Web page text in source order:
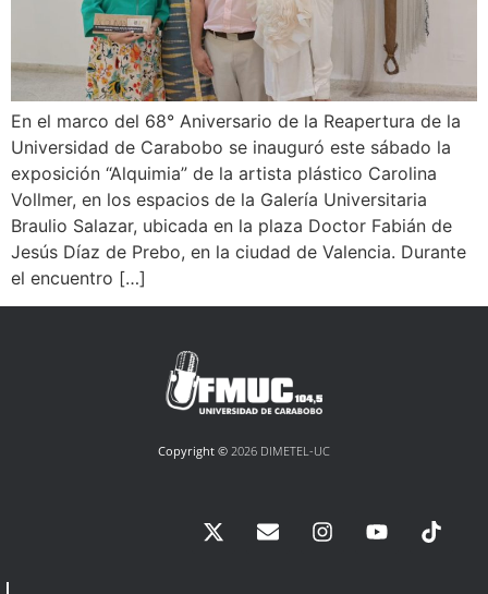
En el marco del 68° Aniversario de la Reapertura de la
Universidad de Carabobo se inauguró este sábado la
exposición “Alquimia” de la artista plástico Carolina
Vollmer, en los espacios de la Galería Universitaria
Braulio Salazar, ubicada en la plaza Doctor Fabián de
Jesús Díaz de Prebo, en la ciudad de Valencia. Durante
el encuentro […]
Copyright © 2026 DIMETEL-UC